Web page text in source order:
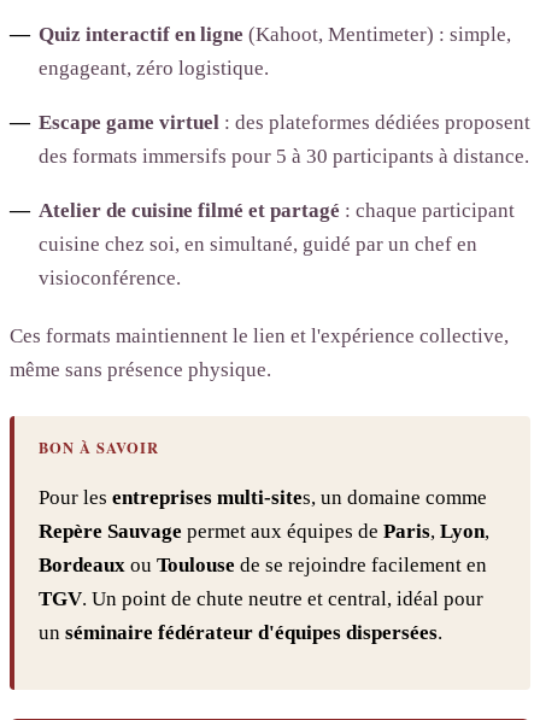
Quiz interactif en ligne (Kahoot, Mentimeter) : simple,
engageant, zéro logistique.
Escape game virtuel : des plateformes dédiées proposent
des formats immersifs pour 5 à 30 participants à distance.
Atelier de cuisine filmé et partagé : chaque participant
cuisine chez soi, en simultané, guidé par un chef en
visioconférence.
Ces formats maintiennent le lien et l'expérience collective,
même sans présence physique.
BON À SAVOIR
Pour les entreprises multi-sites, un domaine comme
Repère Sauvage permet aux équipes de Paris, Lyon,
Bordeaux ou Toulouse de se rejoindre facilement en
TGV. Un point de chute neutre et central, idéal pour
un séminaire fédérateur d'équipes dispersées.